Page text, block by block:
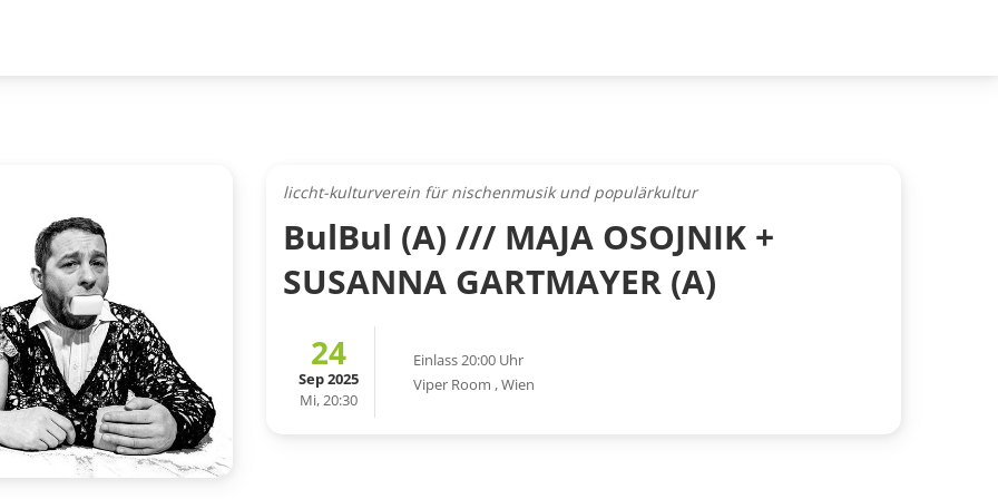
liccht-kulturverein für nischenmusik und populärkultur
BulBul (A) /// MAJA OSOJNIK +
SUSANNA GARTMAYER (A)
24
Sep 2025
Mi, 20:30
Einlass 20:00 Uhr
Viper Room ,Wien